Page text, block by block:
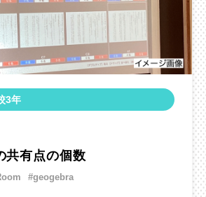
3年
共有点の個数
#geogebra